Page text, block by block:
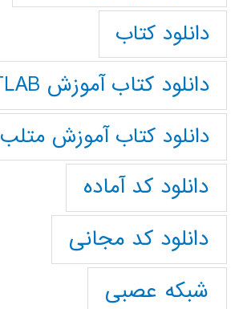
دانلود کتاب
دانلود کتاب آموزش MATLAB
دانلود کتاب آموزش متلب
دانلود کد آماده
دانلود کد مجانی
شبکه عصبی